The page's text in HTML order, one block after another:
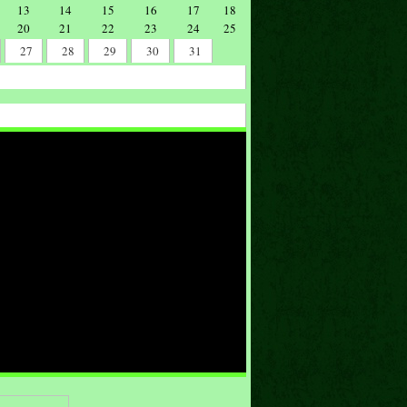
13 14 15 16 17
18
20 21 22 23 24
25
27 28 29 30
31